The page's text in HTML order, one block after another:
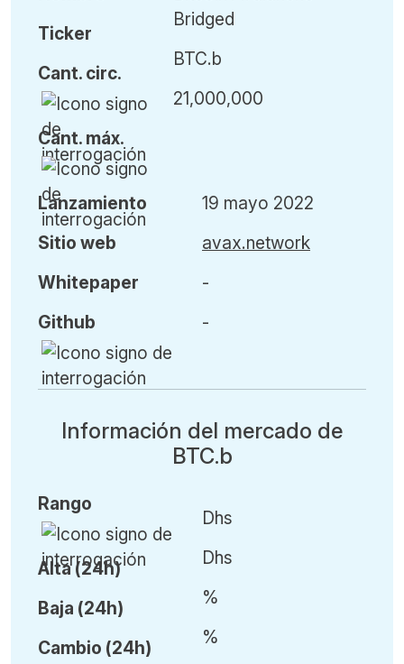
Ticker
Cant. circ.
Cant. máx.
Bridged
BTC.b
21,000,000
Lanzamiento
Sitio web
Whitepaper
Github
19 mayo 2022
avax.network
-
-
Información del mercado de
BTC.b
Rango
Alta (24h)
Baja (24h)
Cambio (24h)
Dhs
Dhs
%
%